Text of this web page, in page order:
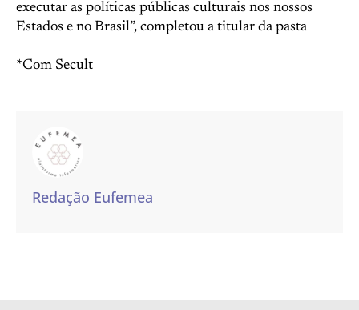
executar as políticas públicas culturais nos nossos
Estados e no Brasil”, completou a titular da pasta
*Com Secult
Redação Eufemea